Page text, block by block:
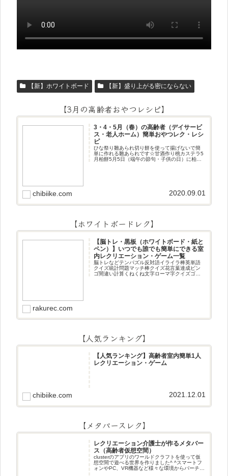
【新】ホワイトボード 【新】盛り上がる密にならない
【3月の高齢者おやつレシピ】
3・4・5月（春）の高齢者（デイサービ
ス・老人ホーム）簡単おやつレク・レシ
ピ
ひな祭り雛あられ切り餅を使って揚げないで簡
単に作れる雛あられです☆甘酒作り桃カステラ5
月柏餅5月5日（端午の節句・子供の日）に柏餅
chibiike.com 2020.09.01
【ホワイトボードレク】
【脳トレ・黒板（ホワイトボード・紙と
ペン）】いつでも誰でも簡単にできる室
内レクリエーション・ゲーム一覧
脳トレなどテンパズル反対語イライラ棒英単語
クイズ統計問題マッチ棒クイズ花言葉達成ビン
ゴ間違い計算くねくね文字ローマ字クイズゴロ
rakurec.com
【人気ランキング】
【人気ランキング】高齢者室内簡単1人
レクリエーション・ゲーム
chibiike.com 2021.12.01
【メタバースレク】
レクリエーション介護士が作るメタバー
ス（高齢者仮想空間）
clusterのアプリのワールドクラフトを使って仮
想空間で遊べる世界を作りました^ ^スマートフ
ォンやPC、VR機器など様々な環境からバーチャ